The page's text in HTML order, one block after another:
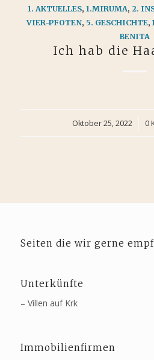
1. AKTUELLES,1.MIRUMA,2.
VIER-PFOTEN, 5. GESCHICHTE,
BENITA
Ich hab die
Oktober 25, 2022
/ 0
Seiten die wir gerne
Unterkünfte
– Villen auf Krk
Immobilienfirmen